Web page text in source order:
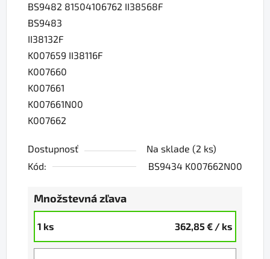
BS9482 81504106762 II38568F
BS9483
II38132F
K007659 II38116F
K007660
K007661
K007661N00
K007662
Dostupnosť Na sklade (2 ks)
Kód:
BS9434 K007662N00
Množstevná zľava
1 ks 362,85 € / ks